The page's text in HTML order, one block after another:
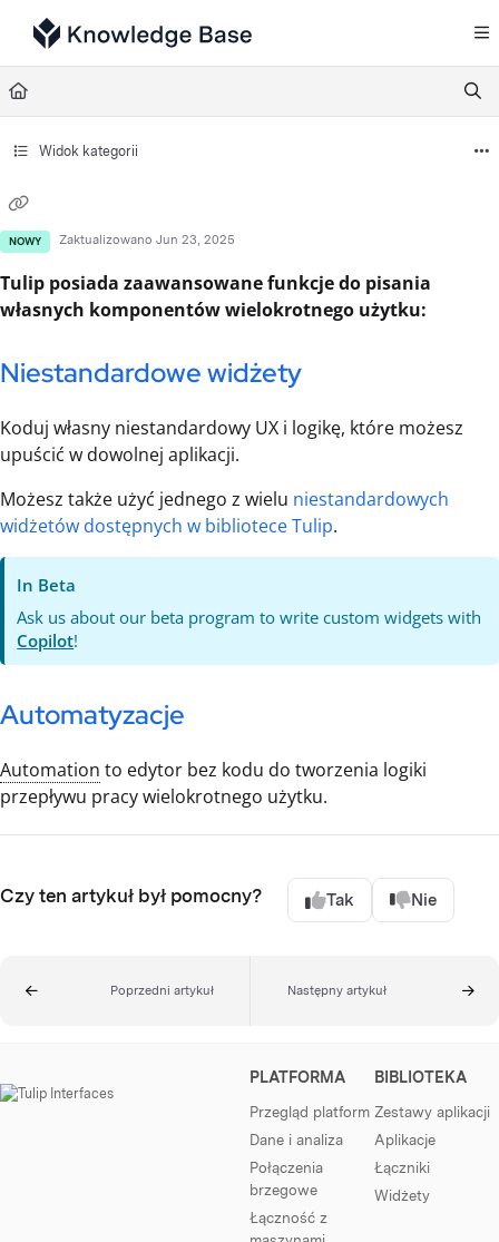
Documentation Index
Fetch the complete documentation index at:
Use this file to discover all available pages before exploring further.
Widok kategorii
NOWY Zaktualizowano Jun 23, 2025
Tulip posiada zaawansowane funkcje do pisania
własnych komponentów wielokrotnego użytku:
Niestandardowe widżety
Koduj własny niestandardowy UX i logikę, które możesz
upuścić w dowolnej aplikacji.
Możesz także użyć jednego z wielu niestandardowych
widżetów dostępnych w bibliotece Tulip.
In Beta
Ask us about our beta program to write custom widgets with
Copilot!
Automatyzacje
Automation to edytor bez kodu do tworzenia logiki
przepływu pracy wielokrotnego użytku.
Czy ten artykuł był pomocny? Tak Nie
Poprzedni artykuł Następny artykuł
PLATFORMA
Przegląd platform
Dane i analiza
Połączenia
brzegowe
Łączność z
BIBLIOTEKA
Zestawy aplikacji
Aplikacje
Łączniki
Widżety